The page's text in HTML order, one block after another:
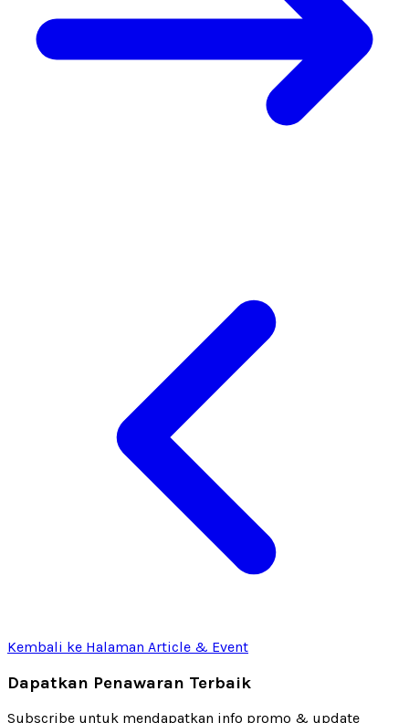
Kembali ke Halaman Article & Event
Dapatkan Penawaran Terbaik
Subscribe untuk mendapatkan info promo & update